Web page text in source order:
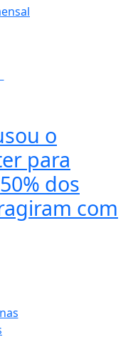
o
para
dos
com